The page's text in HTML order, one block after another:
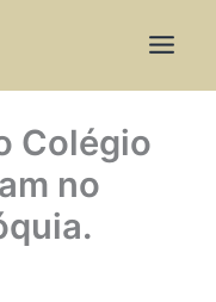
Colégio
no